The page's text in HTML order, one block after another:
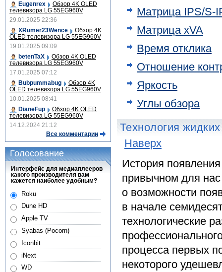
Матрица IPS/S-
Матрица xVA
Время отклика
Отношение
Яркость
Углы обзора
Технология
Наверх
История
привычном для нас
о возможности
в начале
технологические
процесса первых
некоторого
Eugenrex
Обзор 4K OLED
телевизора LG 55EG960V
29.01.2025 22:36
XRumer23Wence
Обзор 4K
OLED телевизора LG 55EG960V
19.01.2025 09:09
betenTaX
Обзор 4K OLED
телевизора LG 55EG960V
17.01.2025 07:12
Bubpummabug
Обзор 4K
OLED телевизора LG 55EG960V
10.01.2025 08:41
DianeFup
Обзор 4K OLED
телевизора LG 55EG960V
14.12.2024 21:12
Все комментарии
Голосование
Интерфейс для медиаплееров
какого производителя вам
кажется наиболее удобным?
Roku
Dune HD
Apple TV
Syabas (Pocorn)
Iconbit
iNext
WD